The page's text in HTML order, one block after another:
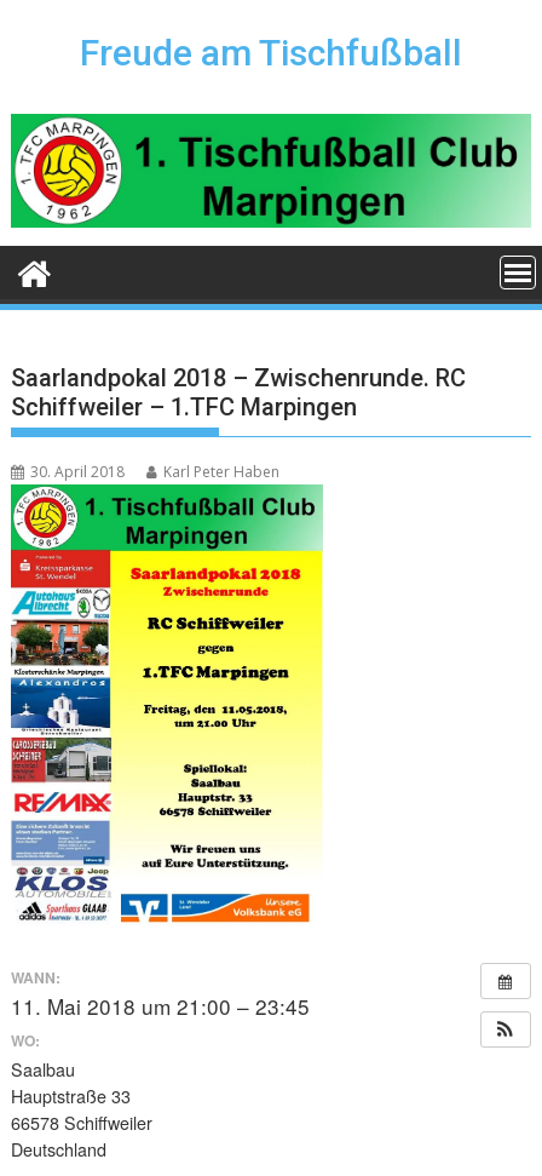
Freude am Tischfußball
Saarlandpokal 2018 – Zwischenrunde. RC
Schiffweiler – 1.TFC Marpingen
30. April 2018 Karl Peter Haben
WANN:
11. Mai 2018 um 21:00 – 23:45
WO:
Saalbau
Hauptstraße 33
66578 Schiffweiler
Deutschland